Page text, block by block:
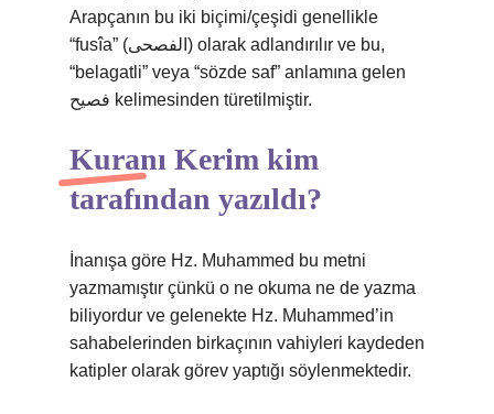
Arapçanın bu iki biçimi/çeşidi genellikle
“fusîa” (الفصحى) olarak adlandırılır ve bu,
“belagatli” veya “sözde saf” anlamına gelen
فصيح kelimesinden türetilmiştir.
Kuranı Kerim kim
tarafından yazıldı?
İnanışa göre Hz. Muhammed bu metni
yazmamıştır çünkü o ne okuma ne de yazma
biliyordur ve gelenekte Hz. Muhammed’in
sahabelerinden birkaçının vahiyleri kaydeden
katipler olarak görev yaptığı söylenmektedir.